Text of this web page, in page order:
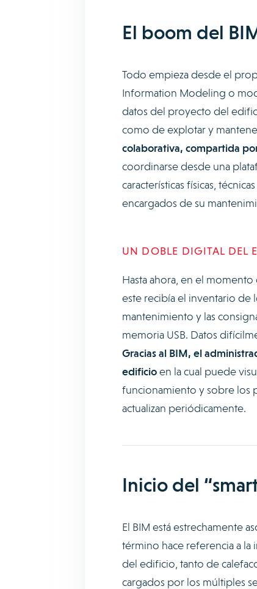
El boom del
Todo empieza desde el
Information Modeling o
datos del proyecto del
como de explotar y
colaborativa, compartida
coordinarse desde una
características físicas,
encargados de su
UN DOBLE DIGITAL DEL
Hasta ahora, en el
este recibía el inventario de
mantenimiento y las
memoria USB. Datos
Gracias al BIM, el
edificioen la cual puede
funcionamiento y sobre los
actualizan periódicamente.
Inicio del
El BIM está estrechamente
término hace referencia a la
del edificio, tanto de
cargados por los múltiples